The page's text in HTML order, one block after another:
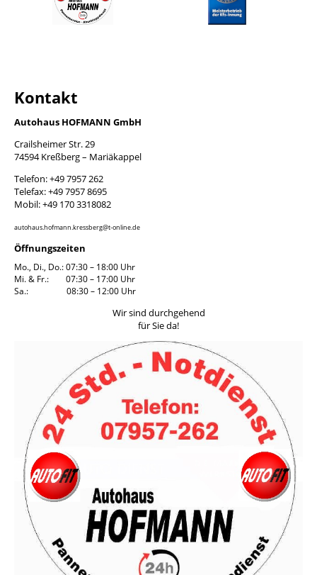
Kontakt
Autohaus HOFMANN GmbH
Crailsheimer Str. 29
74594 Kreßberg – Mariäkappel
Telefon: +49 7957 262
Telefax: +49 7957 8695
Mobil: +49 170 3318082
autohaus.hofmann.kressberg@t-online.de
Öffnungszeiten
Mo., Di., Do.: 07:30 – 18:00 Uhr
Mi. & Fr.: 07:30 – 17:00 Uhr
Sa.: 08:30 – 12:00 Uhr
Wir sind durchgehend
für Sie da!